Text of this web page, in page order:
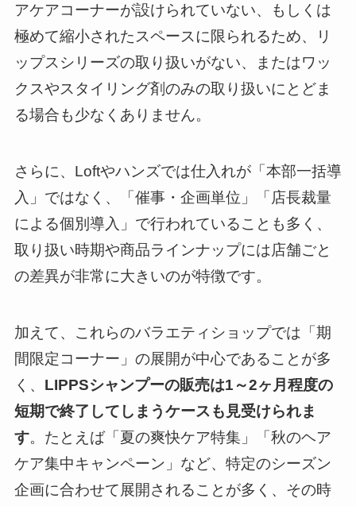
アケアコーナーが設けられていない、もしくは
極めて縮小されたスペースに限られるため、リ
ップスシリーズの取り扱いがない、またはワッ
クスやスタイリング剤のみの取り扱いにとどま
る場合も少なくありません。
さらに、Loftやハンズでは仕入れが「本部一括導
入」ではなく、「催事・企画単位」「店長裁量
による個別導入」で行われていることも多く、
取り扱い時期や商品ラインナップには店舗ごと
の差異が非常に大きいのが特徴です。
加えて、これらのバラエティショップでは「期
間限定コーナー」の展開が中心であることが多
く、 LIPPSシャンプーの販売は1～2ヶ月程度の
短期で終了してしまうケースも見受けられま
す。たとえば「夏の爽快ケア特集」「秋のヘア
ケア集中キャンペーン」など、特定のシーズン
企画に合わせて展開されることが多く、その時